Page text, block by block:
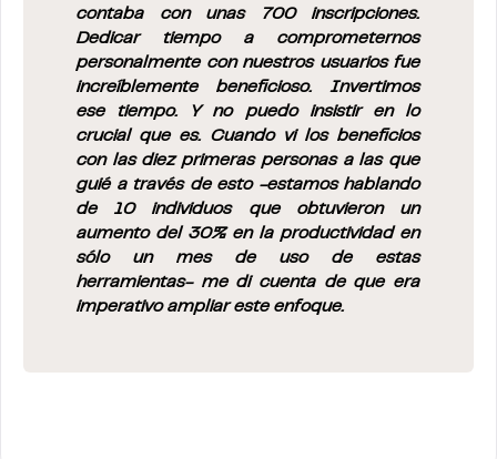
contaba con unas 700 inscripciones.
Dedicar tiempo a comprometernos
personalmente con nuestros usuarios fue
increíblemente beneficioso. Invertimos
ese tiempo. Y no puedo insistir en lo
crucial que es. Cuando vi los beneficios
con las diez primeras personas a las que
guié a través de esto -estamos hablando
de 10 individuos que obtuvieron un
aumento del 30% en la productividad en
sólo un mes de uso de estas
herramientas- me di cuenta de que era
imperativo ampliar este enfoque.